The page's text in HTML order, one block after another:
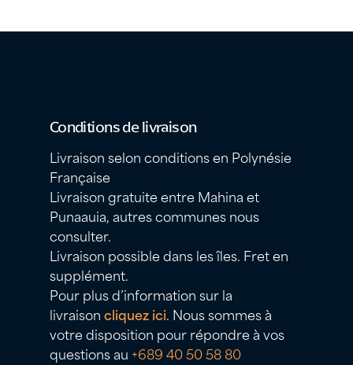
Conditions de livraison
Livraison selon conditions en Polynésie
Française
Livraison gratuite entre Mahina et
Punaauia, autres communes nous
consulter.
Livraison possible dans les îles. Fret en
supplément.
Pour plus d’information sur la
livraisoncliquez ici. Nous sommes à
votre disposition pour répondre à vos
questions au +689 40 50 58 80